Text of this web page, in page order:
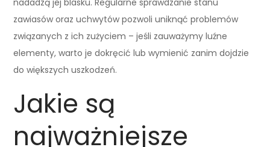
zawiasów oraz uchwytów pozwoli uniknąć problemów
związanych z ich zużyciem – jeśli zauważymy luźne
elementy, warto je dokręcić lub wymienić zanim dojdzie
do większych uszkodzeń.
Jakie są
najważniejsze